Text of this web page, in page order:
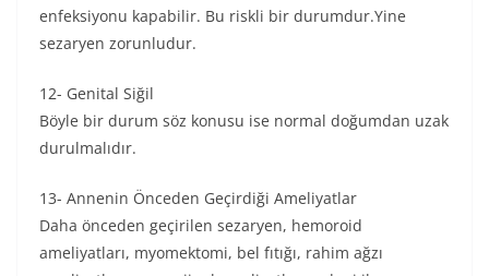
enfeksiyonu kapabilir. Bu riskli bir durumdur.Yine
sezaryen zorunludur.
12- Genital Siğil
Böyle bir durum söz konusu ise normal doğumdan uzak
durulmalıdır.
13- Annenin Önceden Geçirdiği Ameliyatlar
Daha önceden geçirilen sezaryen, hemoroid
ameliyatları, myomektomi, bel fıtığı, rahim ağzı